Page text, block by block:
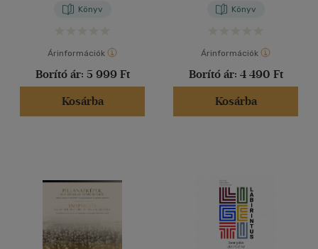
Könyv
Árinformációk
Borító ár: 5 999 Ft
Kosárba
Könyv
Árinformációk
Borító ár: 4 490 Ft
Kosárba